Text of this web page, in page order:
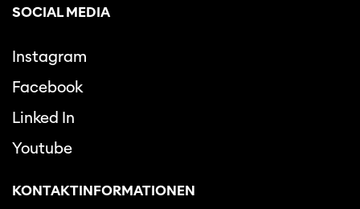
SOCIAL MEDIA
Instagram
Facebook
Linked In
Youtube
KONTAKTINFORMATIONEN